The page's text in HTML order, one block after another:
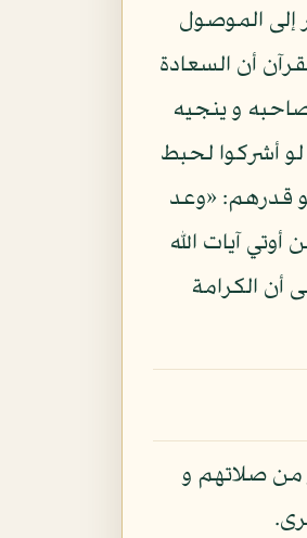
إلى الموصول
أن السعادة
و ينجيه
أشركوا لحبط
و علو قدرهم: «وعد
قال في غيرهم ممن أوتي آيات الله
الآيات الناصة على أن الكرامة
صلاتهم و